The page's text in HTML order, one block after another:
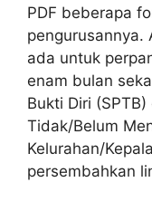
PDF beberapa
pengurusannya.
ada untuk
enam bulan
Bukti Diri
Tidak/Belum
Kelurahan/
persembahkan